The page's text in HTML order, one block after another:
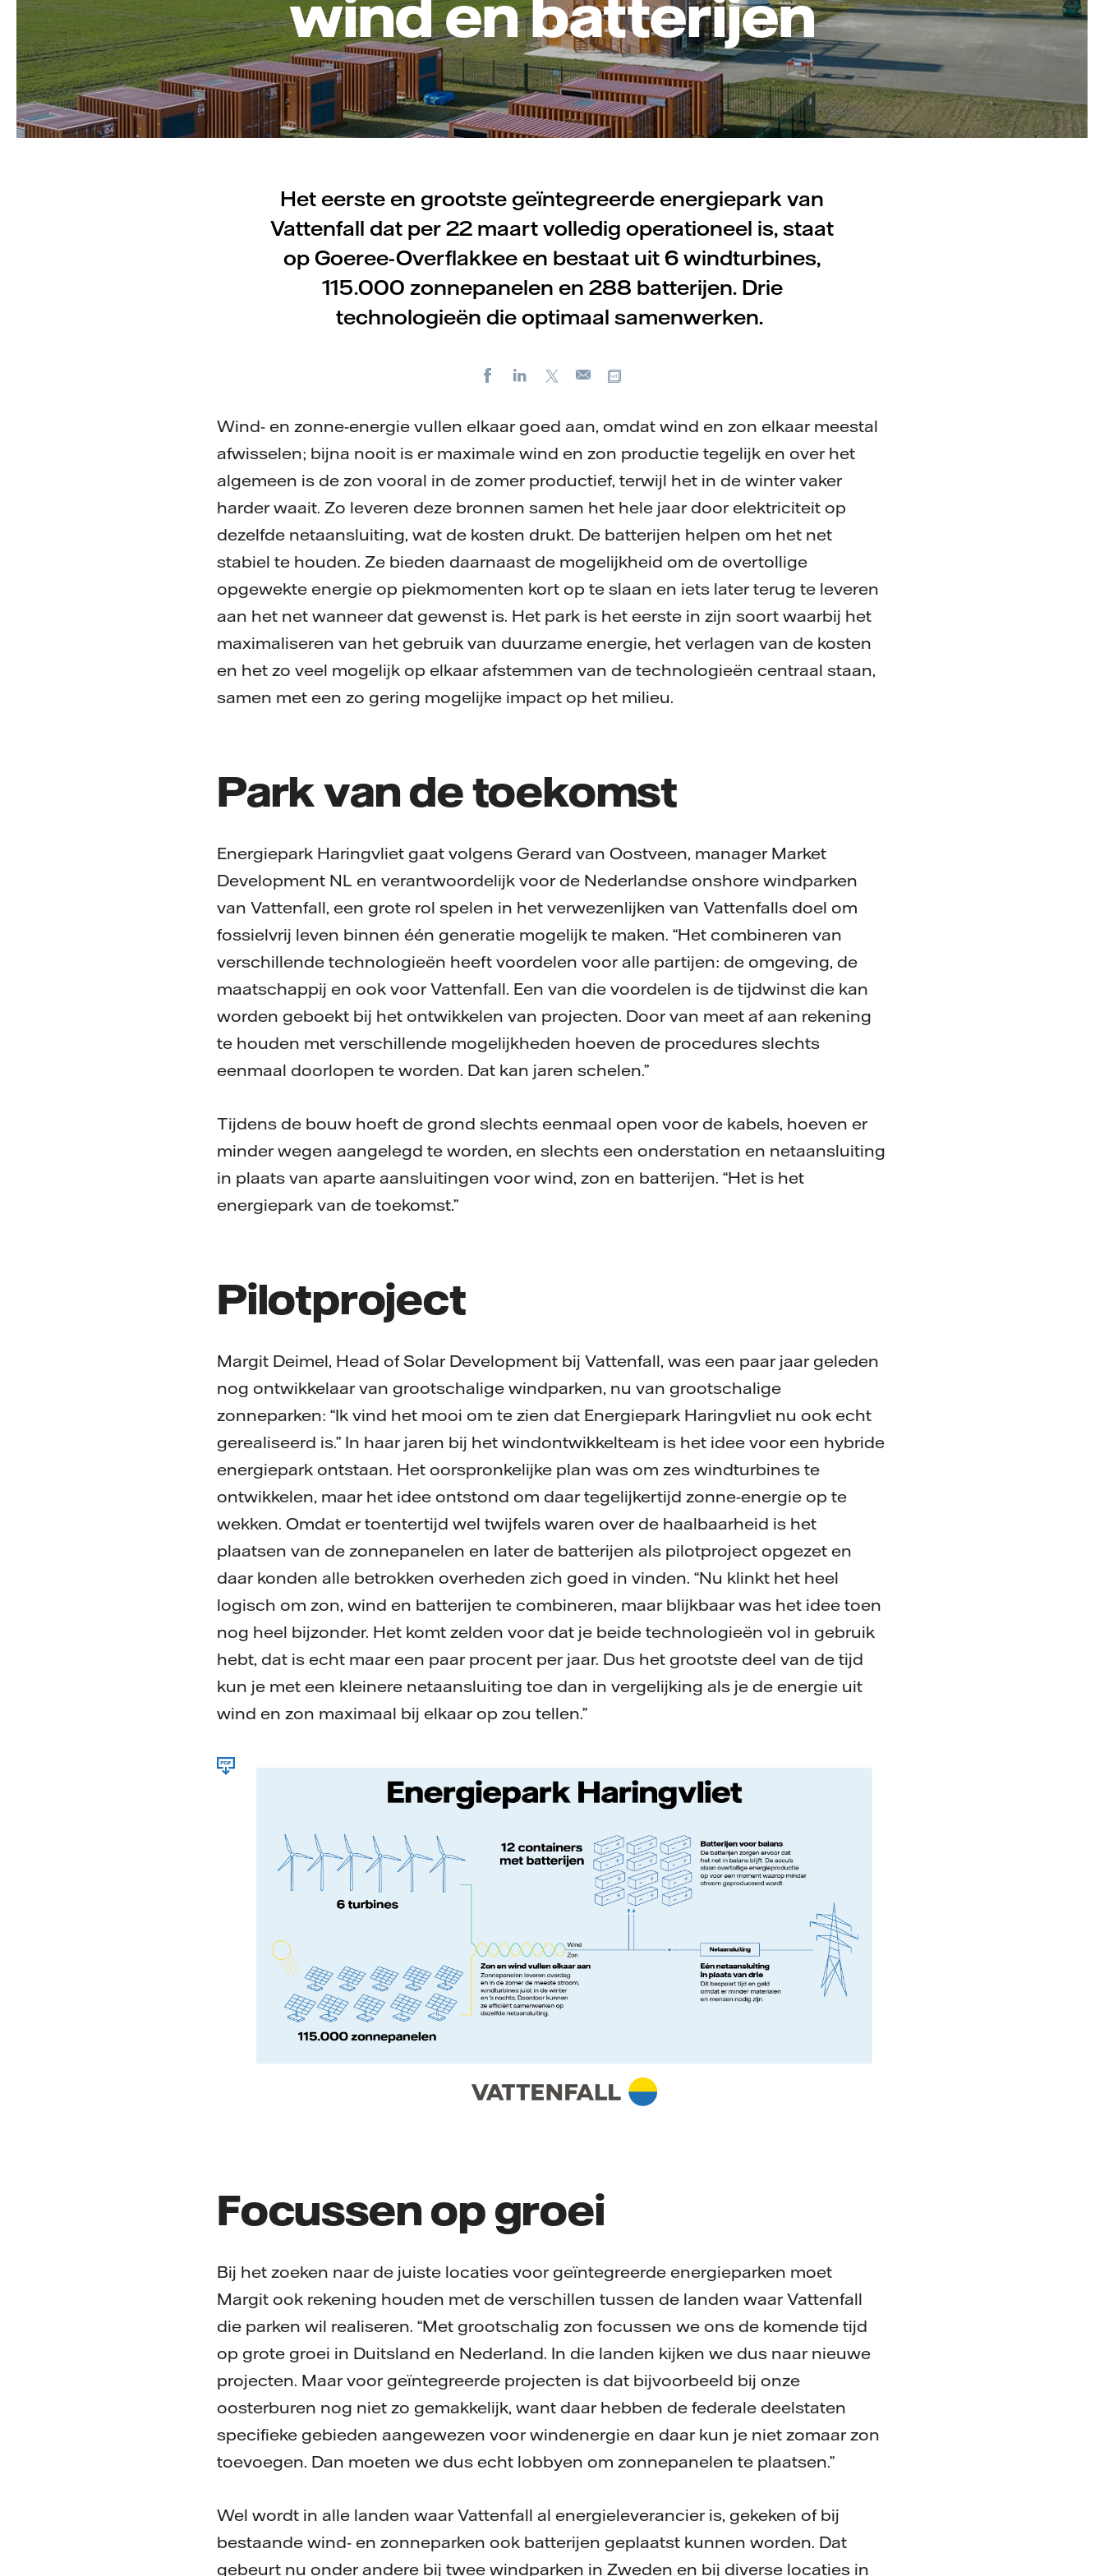
Het eerste en grootste geïntegreerde energiepark van
Vattenfall dat per 22 maart volledig operationeel is, staat
op Goeree-Overflakkee en bestaat uit 6 windturbines,
115.000 zonnepanelen en 288 batterijen. Drie
technologieën die optimaal samenwerken.
FacebookLinkedIn
X
E-
Wind- en zonne-energie vullen elkaar goed aan, omdat wind en zon elkaar meestal
afwisselen; bijna nooit is er maximale wind en zon productie tegelijk en over het
algemeen is de zon vooral in de zomer productief, terwijl het in de winter vaker
harder waait. Zo leveren deze bronnen samen het hele jaar door elektriciteit op
dezelfde netaansluiting, wat de kosten drukt. De batterijen helpen om het net
stabiel te houden. Ze bieden daarnaast de mogelijkheid om de overtollige
opgewekte energie op piekmomenten kort op te slaan en iets later terug te leveren
aan het net wanneer dat gewenst is. Het park is het eerste in zijn soort waarbij het
maximaliseren van het gebruik van duurzame energie, het verlagen van de kosten
en het zo veel mogelijk op elkaar afstemmen van de technologieën centraal staan,
samen met een zo gering mogelijke impact op het milieu.
Park van de toekomst
Energiepark Haringvliet gaat volgens Gerard van Oostveen, manager Market
Development NL en verantwoordelijk voor de Nederlandse onshore windparken
van Vattenfall, een grote rol spelen in het verwezenlijken van Vattenfalls doel om
fossielvrij leven binnen één generatie mogelijk te maken. “Het combineren van
verschillende technologieën heeft voordelen voor alle partijen: de omgeving, de
maatschappij en ook voor Vattenfall. Een van die voordelen is de tijdwinst die kan
worden geboekt bij het ontwikkelen van projecten. Door van meet af aan rekening
te houden met verschillende mogelijkheden hoeven de procedures slechts
eenmaal doorlopen te worden. Dat kan jaren schelen.”
Tijdens de bouw hoeft de grond slechts eenmaal open voor de kabels, hoeven er
minder wegen aangelegd te worden, en slechts een onderstation en netaansluiting
in plaats van aparte aansluitingen voor wind, zon en batterijen. “Het is het
energiepark van de toekomst.”
Pilotproject
Margit Deimel, Head of Solar Development bij Vattenfall, was een paar jaar geleden
nog ontwikkelaar van grootschalige windparken, nu van grootschalige
zonneparken: “Ik vind het mooi om te zien dat Energiepark Haringvliet nu ook echt
gerealiseerd is.” In haar jaren bij het windontwikkelteam is het idee voor een hybride
energiepark ontstaan. Het oorspronkelijke plan was om zes windturbines te
ontwikkelen, maar het idee ontstond om daar tegelijkertijd zonne-energie op te
wekken. Omdat er toentertijd wel twijfels waren over de haalbaarheid is het
plaatsen van de zonnepanelen en later de batterijen als pilotproject opgezet en
daar konden alle betrokken overheden zich goed in vinden. “Nu klinkt het heel
logisch om zon, wind en batterijen te combineren, maar blijkbaar was het idee toen
nog heel bijzonder. Het komt zelden voor dat je beide technologieën vol in gebruik
hebt, dat is echt maar een paar procent per jaar. Dus het grootste deel van de tijd
kun je met een kleinere netaansluiting toe dan in vergelijking als je de energie uit
wind en zon maximaal bij elkaar op zou tellen.”
Focussen op groei
Bij het zoeken naar de juiste locaties voor geïntegreerde energieparken moet
Margit ook rekening houden met de verschillen tussen de landen waar Vattenfall
die parken wil realiseren. “Met grootschalig zon focussen we ons de komende tijd
op grote groei in Duitsland en Nederland. In die landen kijken we dus naar nieuwe
projecten. Maar voor geïntegreerde projecten is dat bijvoorbeeld bij onze
oosterburen nog niet zo gemakkelijk, want daar hebben de federale deelstaten
specifieke gebieden aangewezen voor windenergie en daar kun je niet zomaar zon
toevoegen. Dan moeten we dus echt lobbyen om zonnepanelen te plaatsen.”
Wel wordt in alle landen waar Vattenfall al energieleverancier is, gekeken of bij
bestaande wind- en zonneparken ook batterijen geplaatst kunnen worden. Dat
gebeurt nu onder andere bij twee windparken in Zweden en bij diverse locaties in